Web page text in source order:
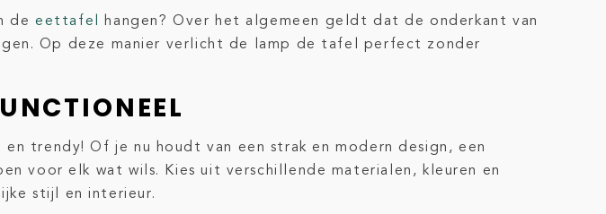
deeettafel
hangen? Over het algemeen geldt dat de onderkant van
Op deze manier verlicht de lamp de tafel perfect zonder
trendy! Of je nu houdt van een strak en modern design, een
voor elk wat wils. Kies uit verschillende materialen, kleuren en
stijl en interieur.